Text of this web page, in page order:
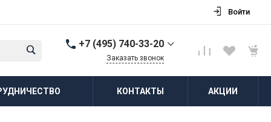
Войти
+7 (495) 740-33-20
г. Балашиха, д.
Заказать звонок
КОНТАКТЫ АКЦИИ